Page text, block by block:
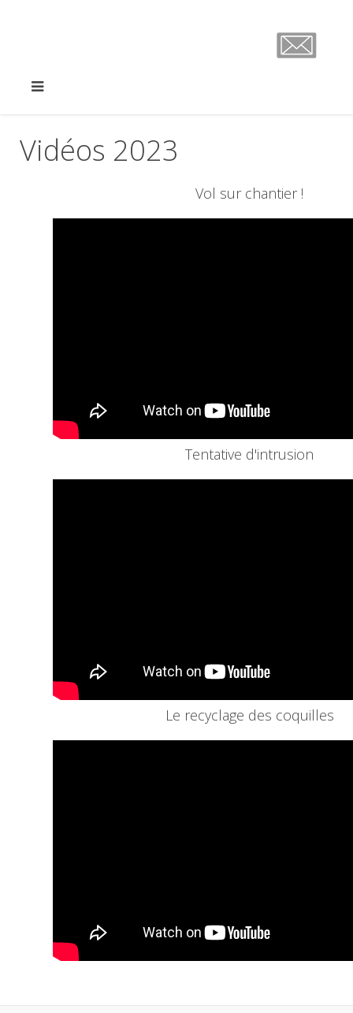
Vidéos 2023
Vol sur chantier !
Tentative d'intrusion
Le recyclage des coquilles